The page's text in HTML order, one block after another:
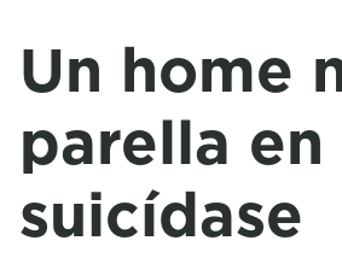
Un home
parella
suicídase